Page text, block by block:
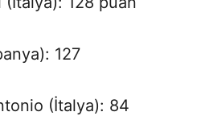
127
(İtalya): 84